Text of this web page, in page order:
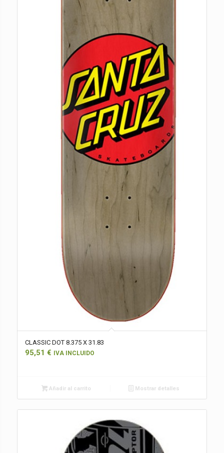
CLASSIC DOT 8.375 X 31.83
95,51 € IVA INCLUIDO
Añadir al carrito Mostrar detalles